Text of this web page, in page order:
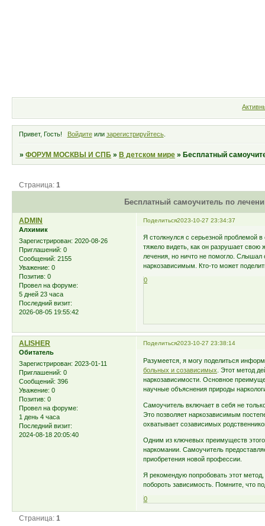
Привет, Гость! Войдитеили зарегистрируйтесь.
»ФОРУМ МОСКВЫ И СПБ »В детском мире »Бесплатный
Бесплатный самоучитель по
Страница:1
Поделиться2023-10-27 23:34:37
ADMIN
Алхимик
Зарегистрирован: 2020-08-26
Приглашений: 0
Сообщений: 2155
Уважение: 0
Позитив: 0
Провел на форуме:
5 дней 23 часа
Последний визит:
2026-08-05 19:55:42
Я столкнулся с серьезной проблемой
тяжело видеть, как он разрушает
лечения, но ничто не помогло.
наркозависимым. Кто-то может
0
Поделиться2023-10-27 23:38:14
ALISHER
Обитатель
Зарегистрирован: 2023-01-11
Приглашений: 0
Сообщений: 396
Уважение: 0
Позитив: 0
Провел на форуме:
1 день 4 часа
Последний визит:
2024-08-18 20:05:40
Разумеется, я могу поделиться
больных и созависимых . Этот метод
наркозависимости. Основное
научные объяснения природы
Самоучитель включает в себя не
Это позволяет наркозависимым
охватывает созависимых
Одним из ключевых преимуществ
наркомании. Самоучитель
приобретения новой профессии.
Я рекомендую попробовать этот
побороть зависимость. Помните, что
0
Страница:1